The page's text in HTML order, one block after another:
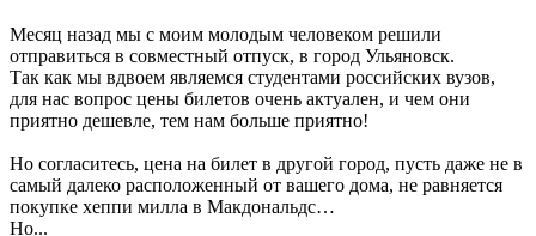
Месяц назад мы с моим молодым человеком решили
отправиться в совместный отпуск, в город Ульяновск.
Так как мы вдвоем являемся студентами российских вузов,
для нас вопрос цены билетов очень актуален, и чем они
приятно дешевле, тем нам больше приятно!
Но согласитесь, цена на билет в другой город, пусть даже не в
самый далеко расположенный от вашего дома, не равняется
покупке хеппи милла в Макдональдс…
Но...